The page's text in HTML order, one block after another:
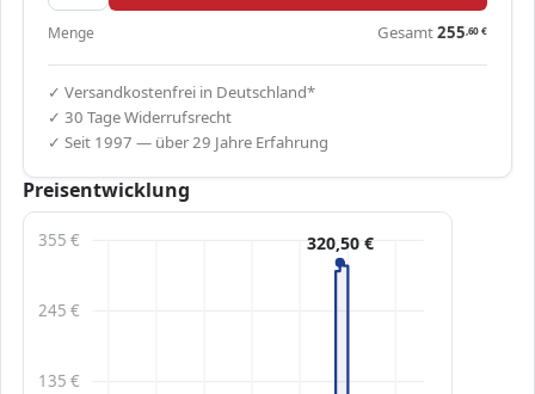
Menge Gesamt255,60€
✓ Versandkostenfrei in Deutschland*
✓ 30 Tage Widerrufsrecht
✓ Seit 1997 — über 29 Jahre Erfahrung
Preisentwicklung
135 €
245 €
355 € 320,50 €